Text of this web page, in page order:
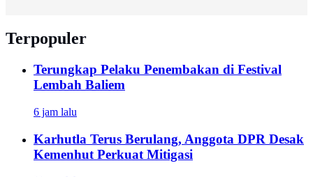
Terpopuler
Terungkap Pelaku Penembakan di Festival
Lembah Baliem
6 jam lalu
Karhutla Terus Berulang, Anggota DPR Desak
Kemenhut Perkuat Mitigasi